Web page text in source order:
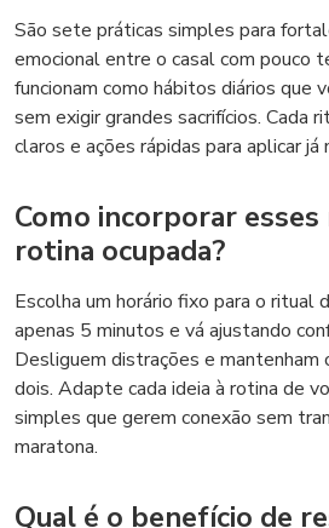
São sete práticas simples para
emocional entre o casal com pouco
funcionam como hábitos diários que
sem exigir grandes sacrifícios. Cada
claros e ações rápidas para aplicar já
Como incorporar esses
rotina ocupada?
Escolha um horário fixo para o ritual
apenas 5 minutos e vá ajustando
Desliguem distrações e mantenham
dois. Adapte cada ideia à rotina de
simples que gerem conexão sem
maratona.
Qual é o benefício de